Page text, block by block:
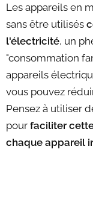
Les appareils en
sans être utilisés
l'électricité, un
"consommation
appareils
vous pouvez
Pensez à utiliser
pour faciliter
chaque appareil